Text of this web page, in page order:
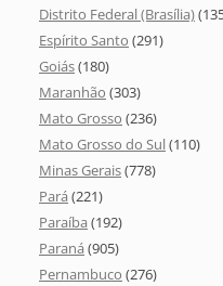
Distrito Federal (Brasília)
Espírito Santo (291)
Goiás(180)
Maranhão (303)
Mato Grosso (236)
Mato Grosso do Sul(110)
Minas Gerais(778)
Pará (221)
Paraíba (192)
Paraná (905)
Pernambuco (276)